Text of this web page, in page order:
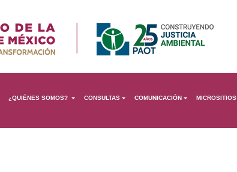
¿QUIÉNES SOMOS? CONSULTAS COMUNICACIÓN MICROSITIOS